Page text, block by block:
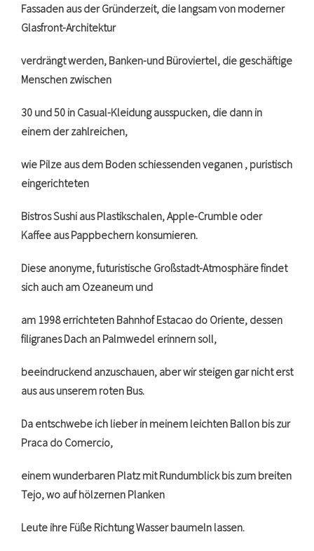
Fassaden aus der Gründerzeit, die langsam von moderner
Glasfront-Architektur
verdrängt werden, Banken-und Büroviertel, die geschäftige
Menschen zwischen
30 und 50 in Casual-Kleidung ausspucken, die dann in
einem der zahlreichen,
wie Pilze aus dem Boden schiessenden veganen , puristisch
eingerichteten
Bistros Sushi aus Plastikschalen, Apple-Crumble oder
Kaffee aus Pappbechern konsumieren.
Diese anonyme, futuristische Großstadt-Atmosphäre findet
sich auch am Ozeaneum und
am 1998 errichteten Bahnhof Estacao do Oriente, dessen
filigranes Dach an Palmwedel erinnern soll,
beeindruckend anzuschauen, aber wir steigen gar nicht erst
aus aus unserem roten Bus.
Da entschwebe ich lieber in meinem leichten Ballon bis zur
Praca do Comercio,
einem wunderbaren Platz mit Rundumblick bis zum breiten
Tejo, wo auf hölzernen Planken
Leute ihre Füße Richtung Wasser baumeln lassen.